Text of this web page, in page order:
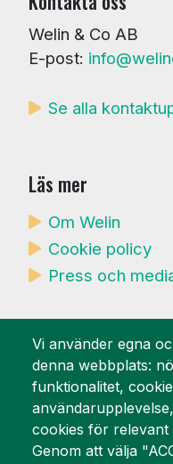
Welin & Co AB
E-post:
Se alla
Läs mer
Om Welin
Cookie policy
Press och
Vi är stolta över
Vi använder egna
denna webbplats:
funktionalitet,
cookies för relevant
Genom att välja